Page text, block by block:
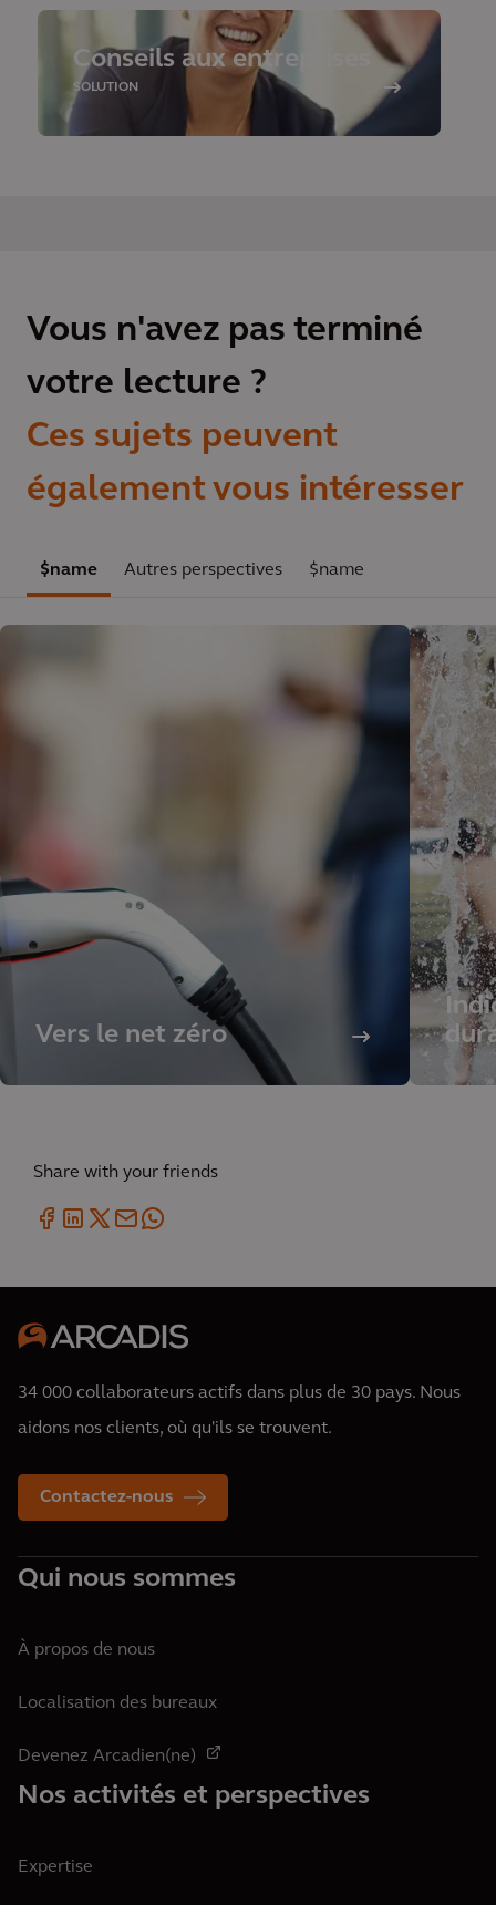
Conseils aux entreprises
SOLUTION
Vous n'avez pas terminé
votre lecture ?
Ces sujets peuvent
également vous intéresser
$name Autres perspectives $name
Vers le net zéro
Share with your friends
34 000 collaborateurs actifs dans plus de 30 pays. Nous
aidons nos clients, où qu'ils se trouvent.
Contactez-nous
Qui nous sommes
À propos de nous
Localisation des bureaux
Devenez Arcadien(ne)
Nos activités et perspectives
Expertise